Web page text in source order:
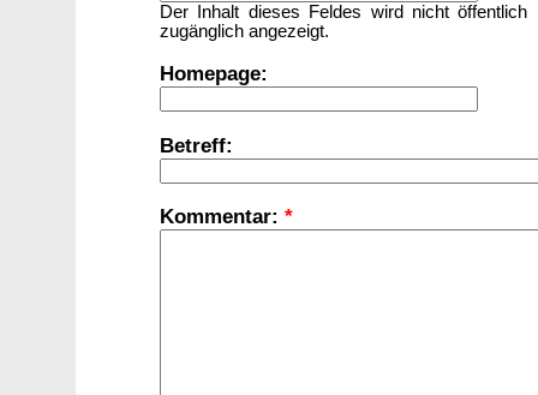
Der Inhalt dieses Feldes wird nicht öffentlich
zugänglich angezeigt.
Homepage:
Betreff:
Kommentar: *